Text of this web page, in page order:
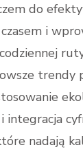
do
i
trendy
integracja
nadają